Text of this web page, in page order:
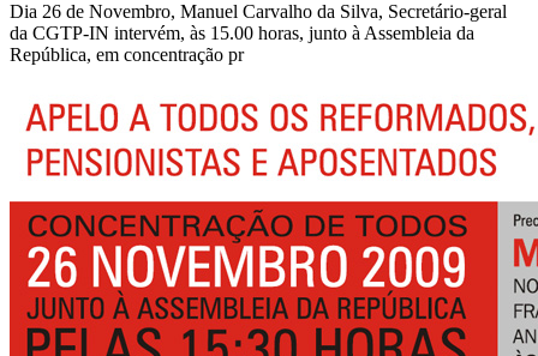
Dia 26 de Novembro, Manuel Carvalho da Silva, Secretário-geral
da CGTP-IN intervém, às 15.00 horas, junto à Assembleia da
República, em concentração pr